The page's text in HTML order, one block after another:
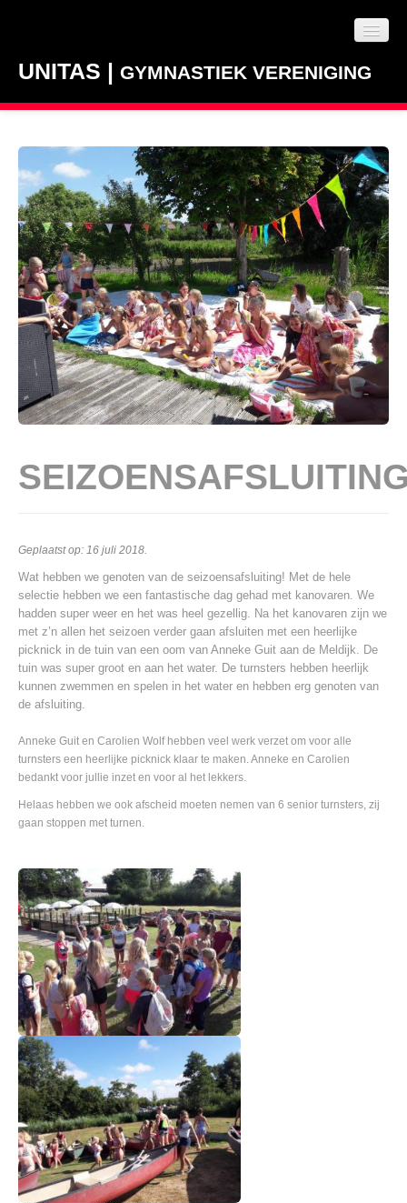
UNITAS | GYMNASTIEK VERENIGING
LESAANBOD
CLUBINFO
CONTACT
VACATURES / VRIJWILLIGERS
Geplaatst op: 16 juli 2018.
Wat hebben we genoten van de seizoensafsluiting! Met de hele
selectie hebben we een fantastische dag gehad met kanovaren. We
hadden super weer en het was heel gezellig. Na het kanovaren zijn we
met z’n allen het seizoen verder gaan afsluiten met een heerlijke
picknick in de tuin van een oom van Anneke Guit aan de Meldijk. De
tuin was super groot en aan het water. De turnsters hebben heerlijk
kunnen zwemmen en spelen in het water en hebben erg genoten van
de afsluiting.
Anneke Guit en Carolien Wolf hebben veel werk verzet om voor alle
turnsters een heerlijke picknick klaar te maken. Anneke en Carolien
bedankt voor jullie inzet en voor al het lekkers.
Helaas hebben we ook afscheid moeten nemen van 6 senior turnsters, zij
gaan stoppen met turnen.